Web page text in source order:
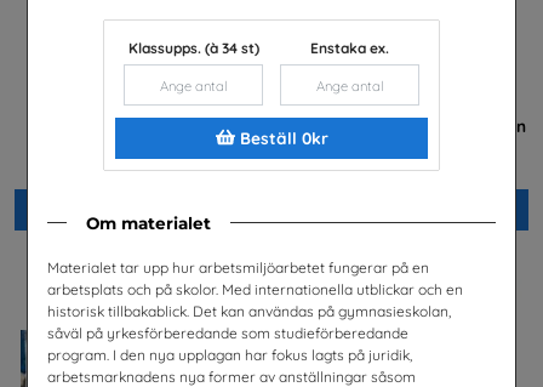
Klassupps. (à 34 st) Enstaka ex.
Beställ 0kr
Om materialet
Materialet tar upp hur arbetsmiljöarbetet fungerar på en
arbetsplats och på skolor. Med internationella utblickar och en
historisk tillbakablick. Det kan användas på gymnasieskolan,
såväl på yrkesförberedande som studieförberedande
program. I den nya upplagan har fokus lagts på juridik,
arbetsmarknadens nya former av anställningar såsom
Transportyrken - Information
TYA